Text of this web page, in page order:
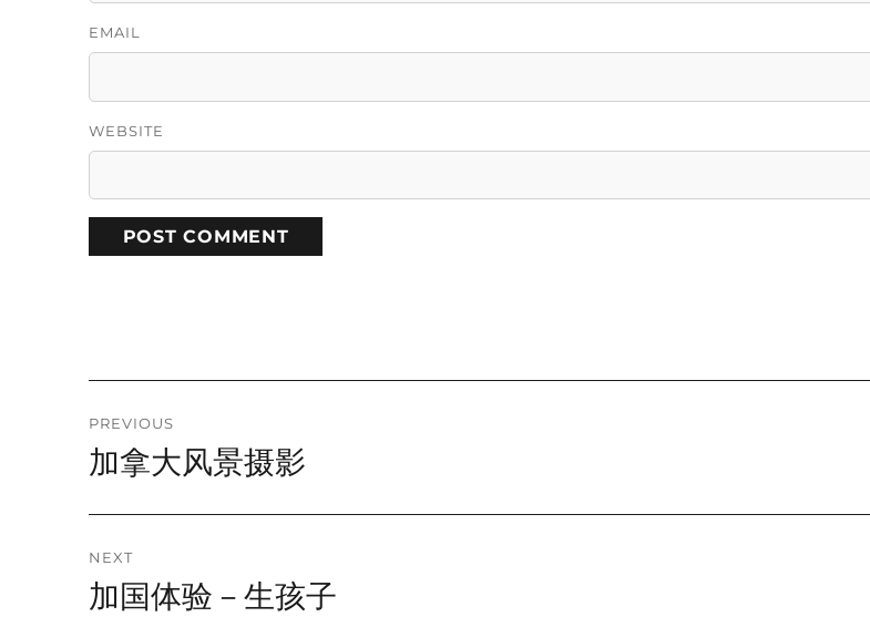
EMAIL
WEBSITE
N
T
I
V
Post
navigation
PREVIOUS
Previous
加拿大风景摄影
NEXT
Next
加国体验－生孩子